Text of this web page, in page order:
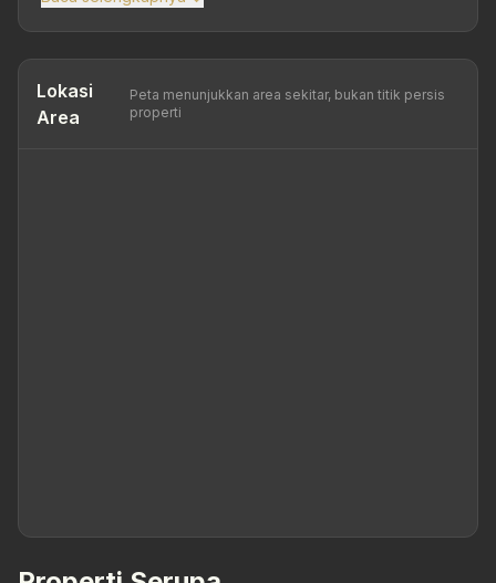
Lokasi
Area
Peta menunjukkan area sekitar, bukan titik persis
properti